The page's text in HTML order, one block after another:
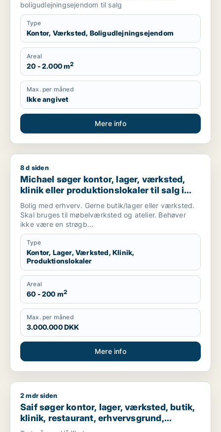
boligudlejningsejendom til salg
Type
Kontor, Værksted, Boligudlejningsejendom
Areal
20 - 2.000 m2
Max. per måned
Ikke angivet
Mere info
Michael søger kontor, lager, værksted, klinik eller
8 d siden
Michael søger kontor, lager, værksted,
klinik eller produktionslokaler til salg i
København, Kongens Lyngby eller
Gentofte m.fl.
Bolig med erhverv. Gerne butik/lager eller værksted.
Skal bruges til møbelværksted og atelier. Behøver
ikke være en strøgb...
Type
Kontor, Lager, Værksted, Klinik,
Produktionslokaler
Areal
60 - 200 m2
Max. per måned
3.000.000 DKK
Mere info
Saif søger kontor, lager, værksted, butik, klinik, restaurant,
2 mdr siden
Saif søger kontor, lager, værksted, butik,
klinik, restaurant, erhvervsgrund,
boligudlejningsejendom, hotel,